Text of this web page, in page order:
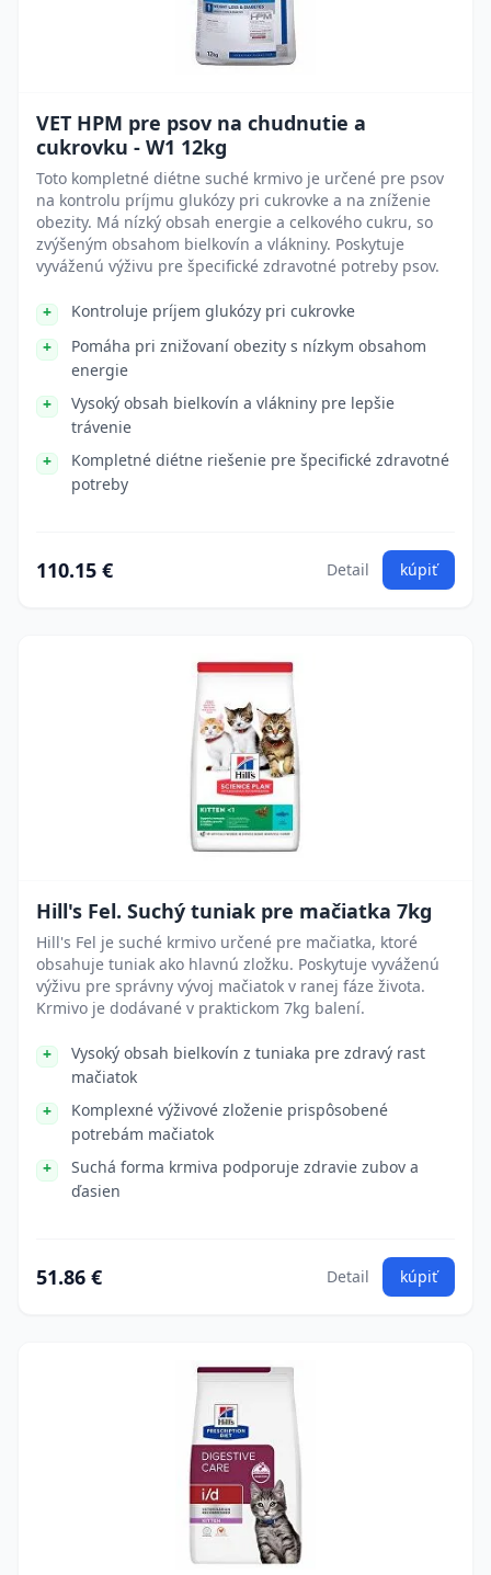
VET HPM pre psov na chudnutie a
cukrovku - W1 12kg
Toto kompletné diétne suché krmivo je určené pre psov
na kontrolu príjmu glukózy pri cukrovke a na zníženie
obezity. Má nízký obsah energie a celkového cukru, so
zvýšeným obsahom bielkovín a vlákniny. Poskytuje
vyváženú výživu pre špecifické zdravotné potreby psov.
Kontroluje príjem glukózy pri cukrovke
Pomáha pri znižovaní obezity s nízkym obsahom
energie
Vysoký obsah bielkovín a vlákniny pre lepšie
trávenie
Kompletné diétne riešenie pre špecifické zdravotné
potreby
110.15 € Detail kúpiť
Hill's Fel. Suchý tuniak pre mačiatka 7kg
Hill's Fel je suché krmivo určené pre mačiatka, ktoré
obsahuje tuniak ako hlavnú zložku. Poskytuje vyváženú
výživu pre správny vývoj mačiatok v ranej fáze života.
Krmivo je dodávané v praktickom 7kg balení.
Vysoký obsah bielkovín z tuniaka pre zdravý rast
mačiatok
Komplexné výživové zloženie prispôsobené
potrebám mačiatok
Suchá forma krmiva podporuje zdravie zubov a
ďasien
51.86 € Detail kúpiť